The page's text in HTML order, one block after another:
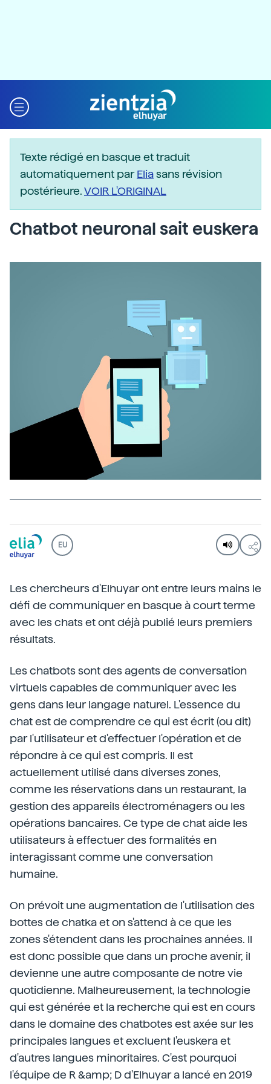
Texte rédigé en basque et traduit
automatiquement parEliasans révision
postérieure.VOIR L'ORIGINAL
Chatbot neuronal sait euskera
EU
Les chercheurs d'Elhuyar ont entre leurs mains le
défi de communiquer en basque à court terme
avec les chats et ont déjà publié leurs premiers
résultats.
Les chatbots sont des agents de conversation
virtuels capables de communiquer avec les
gens dans leur langage naturel. L'essence du
chat est de comprendre ce qui est écrit (ou dit)
par l'utilisateur et d'effectuer l'opération et de
répondre à ce qui est compris. Il est
actuellement utilisé dans diverses zones,
comme les réservations dans un restaurant, la
gestion des appareils électroménagers ou les
opérations bancaires. Ce type de chat aide les
utilisateurs à effectuer des formalités en
interagissant comme une conversation
humaine.
On prévoit une augmentation de l'utilisation des
bottes de chatka et on s'attend à ce que les
zones s'étendent dans les prochaines années. Il
est donc possible que dans un proche avenir, il
devienne une autre composante de notre vie
quotidienne. Malheureusement, la technologie
qui est générée et la recherche qui est en cours
dans le domaine des chatbotes est axée sur les
principales langues et excluent l'euskera et
d'autres langues minoritaires. C'est pourquoi
l'équipe de R &amp; D d'Elhuyar a lancé en 2019